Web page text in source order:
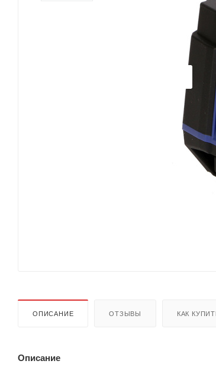
ОПИСАНИЕ ОТЗЫВЫ КАК
Описание